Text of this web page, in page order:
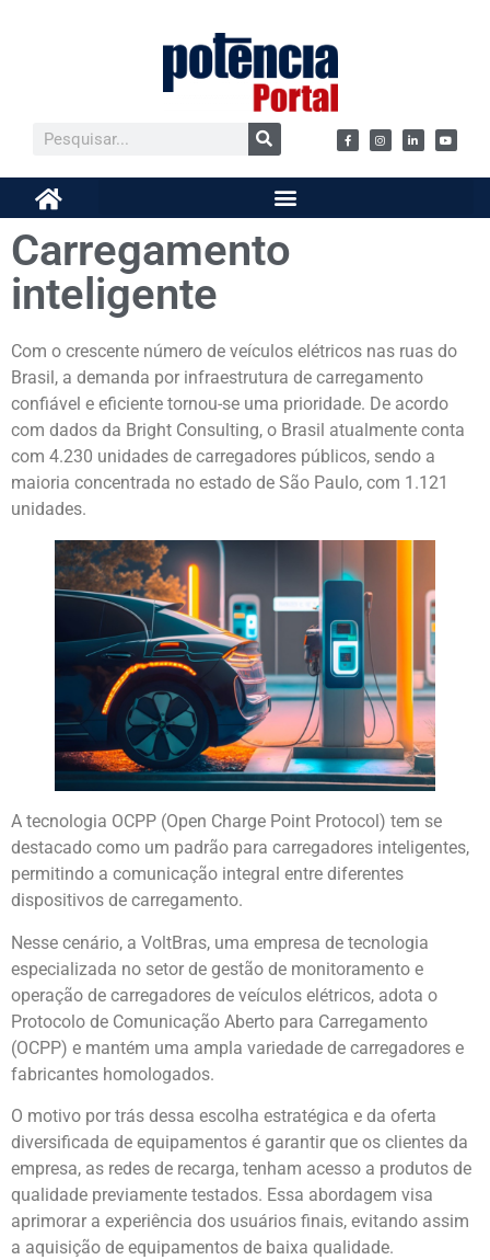
Carregamento
inteligente
Com o crescente número de veículos elétricos nas ruas do
Brasil, a demanda por infraestrutura de carregamento
confiável e eficiente tornou-se uma prioridade. De acordo
com dados da Bright Consulting, o Brasil atualmente conta
com 4.230 unidades de carregadores públicos, sendo a
maioria concentrada no estado de São Paulo, com 1.121
unidades.
A tecnologia OCPP (Open Charge Point Protocol) tem se
destacado como um padrão para carregadores inteligentes,
permitindo a comunicação integral entre diferentes
dispositivos de carregamento.
Nesse cenário, a VoltBras, uma empresa de tecnologia
especializada no setor de gestão de monitoramento e
operação de carregadores de veículos elétricos, adota o
Protocolo de Comunicação Aberto para Carregamento
(OCPP) e mantém uma ampla variedade de carregadores e
fabricantes homologados.
O motivo por trás dessa escolha estratégica e da oferta
diversificada de equipamentos é garantir que os clientes da
empresa, as redes de recarga, tenham acesso a produtos de
qualidade previamente testados. Essa abordagem visa
aprimorar a experiência dos usuários finais, evitando assim
a aquisição de equipamentos de baixa qualidade.